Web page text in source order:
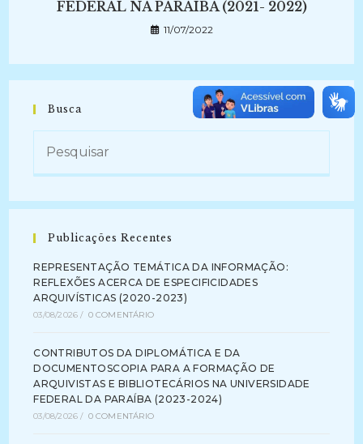
FEDERAL NA PARAÍBA (2021- 2022)
11/07/2022
Busca
Publicações Recentes
REPRESENTAÇÃO TEMÁTICA DA INFORMAÇÃO:
REFLEXÕES ACERCA DE ESPECIFICIDADES
ARQUIVÍSTICAS (2020-2023)
03/08/2026 / 0 COMENTÁRIO
CONTRIBUTOS DA DIPLOMÁTICA E DA
DOCUMENTOSCOPIA PARA A FORMAÇÃO DE
ARQUIVISTAS E BIBLIOTECÁRIOS NA UNIVERSIDADE
FEDERAL DA PARAÍBA (2023-2024)
03/08/2026 / 0 COMENTÁRIO